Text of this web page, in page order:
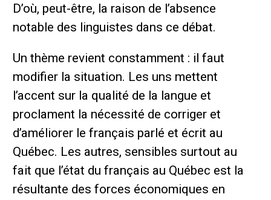
D’où, peut-être, la raison de l’absence
notable des linguistes dans ce débat.
Un thème revient constamment : il faut
modifier la situation. Les uns mettent
l’accent sur la qualité de la langue et
proclament la nécessité de corriger et
d’améliorer le français parlé et écrit au
Québec. Les autres, sensibles surtout au
fait que l’état du français au Québec est la
résultante des forces économiques en